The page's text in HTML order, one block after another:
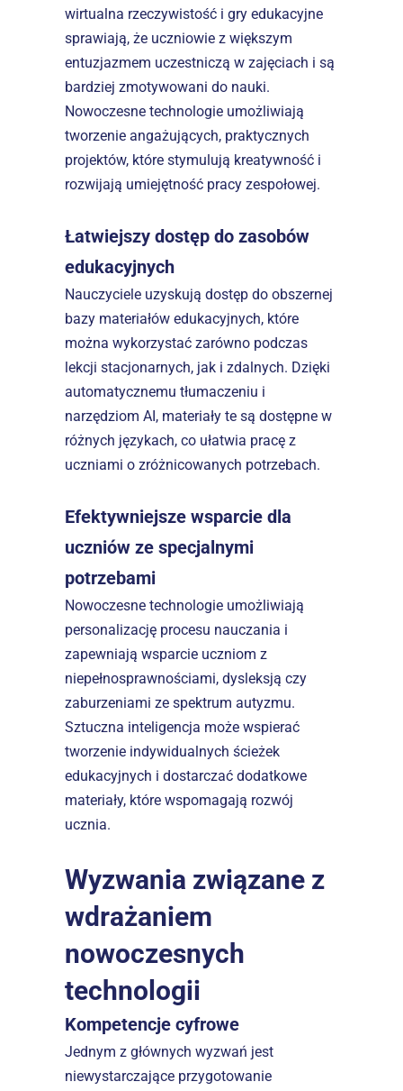
wirtualna rzeczywistość i gry edukacyjne
sprawiają, że uczniowie z większym
entuzjazmem uczestniczą w zajęciach i są
bardziej zmotywowani do nauki.
Nowoczesne technologie umożliwiają
tworzenie angażujących, praktycznych
projektów, które stymulują kreatywność i
rozwijają umiejętność pracy zespołowej.
Łatwiejszy dostęp do zasobów
edukacyjnych
Nauczyciele uzyskują dostęp do obszernej
bazy materiałów edukacyjnych, które
można wykorzystać zarówno podczas
lekcji stacjonarnych, jak i zdalnych. Dzięki
automatycznemu tłumaczeniu i
narzędziom AI, materiały te są dostępne w
różnych językach, co ułatwia pracę z
uczniami o zróżnicowanych potrzebach.
Efektywniejsze wsparcie dla
uczniów ze specjalnymi
potrzebami
Nowoczesne technologie umożliwiają
personalizację procesu nauczania i
zapewniają wsparcie uczniom z
niepełnosprawnościami, dysleksją czy
zaburzeniami ze spektrum autyzmu.
Sztuczna inteligencja może wspierać
tworzenie indywidualnych ścieżek
edukacyjnych i dostarczać dodatkowe
materiały, które wspomagają rozwój
ucznia.
Wyzwania związane z
wdrażaniem
nowoczesnych
technologii
Kompetencje cyfrowe
Jednym z głównych wyzwań jest
niewystarczające przygotowanie